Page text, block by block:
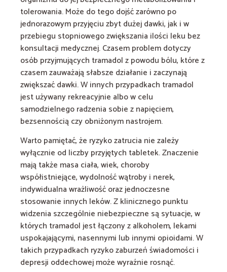
tolerowania. Może do tego dojść zarówno po
jednorazowym przyjęciu zbyt dużej dawki, jak i w
przebiegu stopniowego zwiększania ilości leku bez
konsultacji medycznej. Czasem problem dotyczy
osób przyjmujących tramadol z powodu bólu, które z
czasem zauważają słabsze działanie i zaczynają
zwiększać dawki. W innych przypadkach tramadol
jest używany rekreacyjnie albo w celu
samodzielnego radzenia sobie z napięciem,
bezsennością czy obniżonym nastrojem.
Warto pamiętać, że ryzyko zatrucia nie zależy
wyłącznie od liczby przyjętych tabletek. Znaczenie
mają także masa ciała, wiek, choroby
współistniejące, wydolność wątroby i nerek,
indywidualna wrażliwość oraz jednoczesne
stosowanie innych leków. Z klinicznego punktu
widzenia szczególnie niebezpieczne są sytuacje, w
których tramadol jest łączony z alkoholem, lekami
uspokajającymi, nasennymi lub innymi opioidami. W
takich przypadkach ryzyko zaburzeń świadomości i
depresji oddechowej może wyraźnie rosnąć.